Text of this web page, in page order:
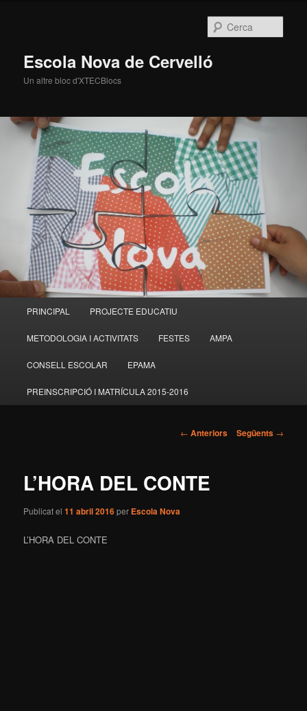
Escola Nova de Cervelló
Un altre bloc d'XTECBlocs
principal
Aneu
al
contingut
PRINCIPAL PROJECTE EDUCATIU
METODOLOGIA I ACTIVITATS FESTES AMPA
CONSELL ESCOLAR EPAMA
PREINSCRIPCIÓ I MATRÍCULA 2015-2016
Navegació
← Anteriors Següents →
L’HORA DEL CONTE
Publicat el11 abril 2016per Escola Nova
L’HORA DEL CONTE